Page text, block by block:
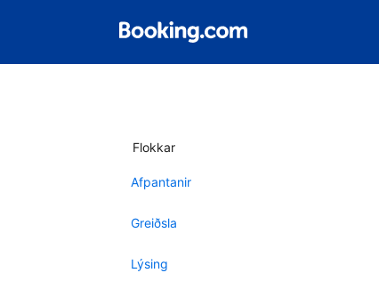
Flokkar
Afpantanir
Greiðsla
Lýsing